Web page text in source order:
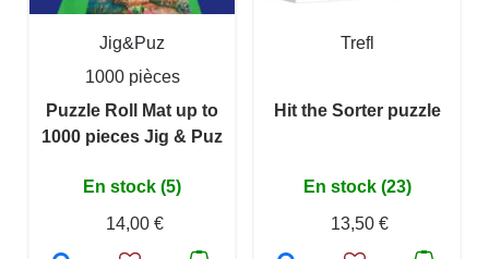
Jig&Puz
1000 pièces
Puzzle Roll Mat up to
1000 pieces Jig & Puz
En stock (5)
14,00 €
Trefl
Hit the Sorter puzzle
En stock (23)
13,50 €